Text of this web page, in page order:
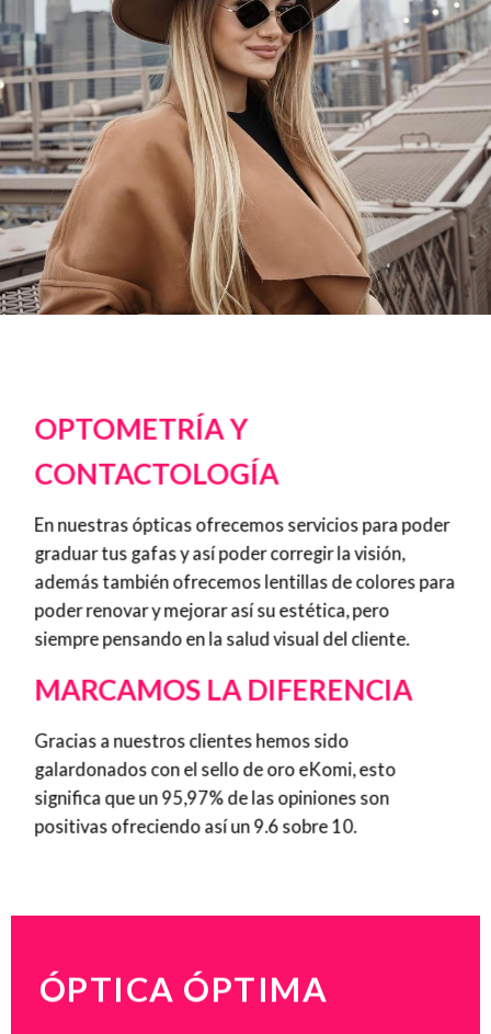
OPTOMETRÍA Y
CONTACTOLOGÍA
En nuestras ópticas ofrecemos servicios para poder
graduar tus gafas y así poder corregir la visión,
además también ofrecemos lentillas de colores para
poder renovar y mejorar así su estética, pero
siempre pensando en la salud visual del cliente.
MARCAMOS LA DIFERENCIA
Gracias a nuestros clientes hemos sido
galardonados con el sello de oro eKomi, esto
significa que un 95,97% de las opiniones son
positivas ofreciendo así un 9.6 sobre 10.
ÓPTICA ÓPTIMA